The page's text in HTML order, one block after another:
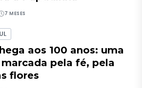
7 MESES
aos 100 anos: uma
pela fé, pela
flores